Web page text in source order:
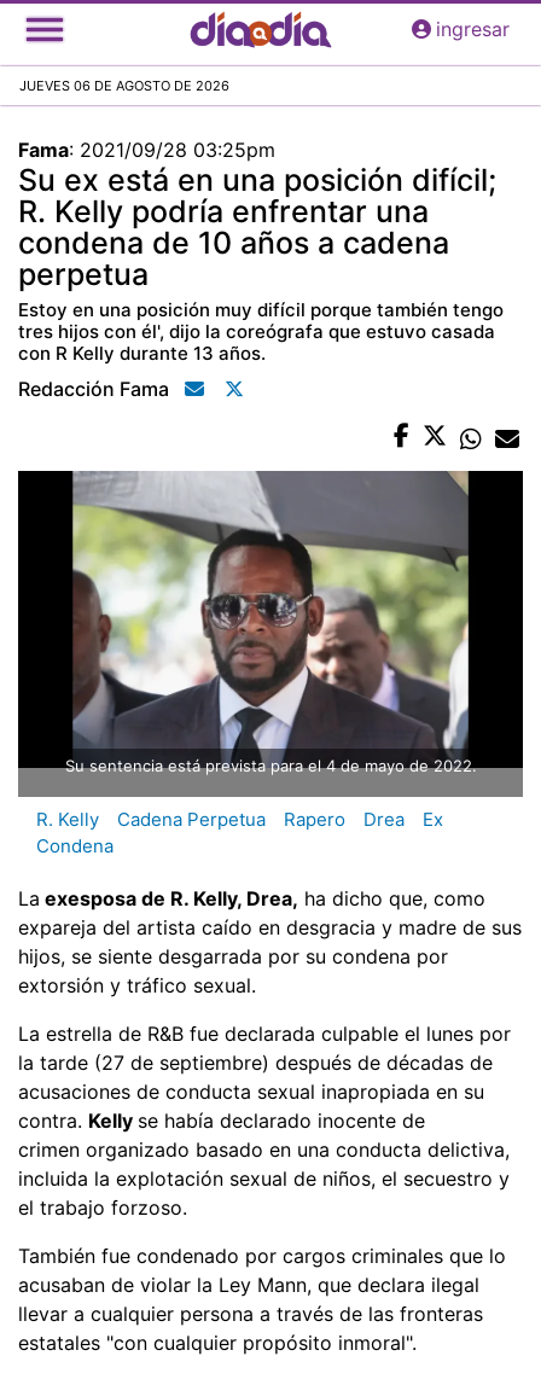
Pasar
al
principal
ingresar
JUEVES 06 DE AGOSTO DE 2026
Fama: 2021/09/28 03:25pm
Su ex está en una posición difícil;
R. Kelly podría enfrentar una
condena de 10 años a cadena
perpetua
Estoy en una posición muy difícil porque también tengo
tres hijos con él', dijo la coreógrafa que estuvo casada
con R Kelly durante 13 años.
Redacción Fama
Su sentencia está prevista para el 4 de mayo de 2022.
R. Kelly Cadena Perpetua Rapero Drea
Ex
Condena
La exesposa de R. Kelly, Drea, ha dicho que, como
expareja del artista caído en desgracia y madre de sus
hijos, se siente desgarrada por su condena por
extorsión y tráfico sexual.
La estrella de R&B fue declarada culpable el lunes por
la tarde (27 de septiembre) después de décadas de
acusaciones de conducta sexual inapropiada en su
contra. Kelly se había declarado inocente de
crimen organizado basado en una conducta delictiva,
incluida la explotación sexual de niños, el secuestro y
el trabajo forzoso.
También fue condenado por cargos criminales que lo
acusaban de violar la Ley Mann, que declara ilegal
llevar a cualquier persona a través de las fronteras
estatales "con cualquier propósito inmoral".